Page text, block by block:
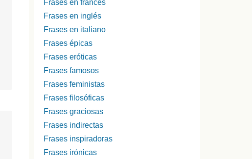
Frases en francés
Frases en inglés
Frases en italiano
Frases épicas
Frases eróticas
Frases famosos
Frases feministas
Frases filosóficas
Frases graciosas
Frases indirectas
Frases inspiradoras
Frases irónicas